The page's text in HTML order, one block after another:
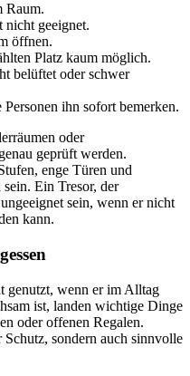
Raum.
geeignet.
öffnen.
Platz kaum möglich.
belüftet oder schwer
ihn sofort bemerken.
oder
geprüft werden.
enge Türen und
Ein Tresor, der
sein, wenn er nicht
kann.
genutzt, wenn er im Alltag
ist, landen wichtige Dinge
oder offenen Regalen.
sondern auch sinnvolle